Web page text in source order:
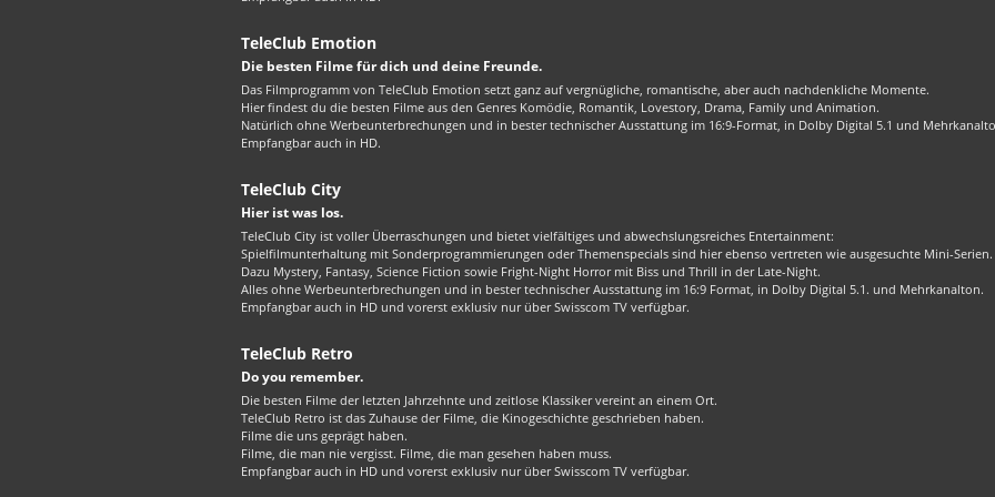
TeleClub Emotion
Die besten Filme für dich und deine Freunde.
Das Filmprogramm von TeleClub Emotion setzt ganz auf vergnügliche, romantische, aber auch nachdenkliche Momente.
Hier findest du die besten Filme aus den Genres Komödie, Romantik, Lovestory, Drama, Family und Animation.
Natürlich ohne Werbeunterbrechungen und in bester technischer Ausstattung im 16:9-Format, in Dolby Digital 5.1 und
Empfangbar auch in HD.
TeleClub City
Hier ist was los.
TeleClub City ist voller Überraschungen und bietet vielfältiges und abwechslungsreiches Entertainment:
Spielfilmunterhaltung mit Sonderprogrammierungen oder Themenspecials sind hier ebenso vertreten wie ausgesuchte Mini-Serien.
Dazu Mystery, Fantasy, Science Fiction sowie Fright-Night Horror mit Biss und Thrill in der Late-Night.
Alles ohne Werbeunterbrechungen und in bester technischer Ausstattung im 16:9 Format, in Dolby Digital 5.1. und Mehrkanalton.
Empfangbar auch in HD und vorerst exklusiv nur über Swisscom TV verfügbar.
TeleClub Retro
Do you remember.
Die besten Filme der letzten Jahrzehnte und zeitlose Klassiker vereint an einem Ort.
TeleClub Retro ist das Zuhause der Filme, die Kinogeschichte geschrieben haben.
Filme die uns geprägt haben.
Filme, die man nie vergisst. Filme, die man gesehen haben muss.
Empfangbar auch in HD und vorerst exklusiv nur über Swisscom TV verfügbar.